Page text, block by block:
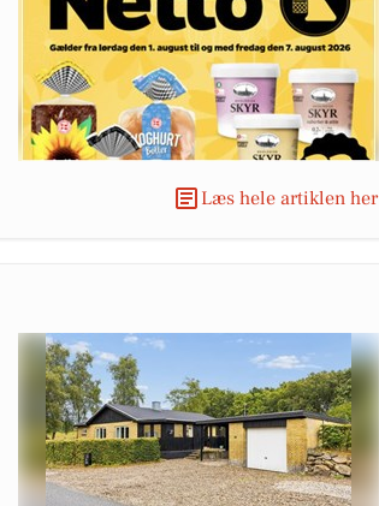
Læs hele artiklen her